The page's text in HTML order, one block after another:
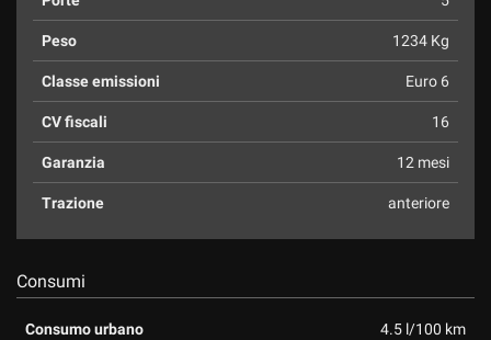
Peso 1234 Kg
Classe emissioni Euro 6
CV fiscali 16
Garanzia 12 mesi
Trazione anteriore
Consumi
Consumo urbano 4.5 l/100 km